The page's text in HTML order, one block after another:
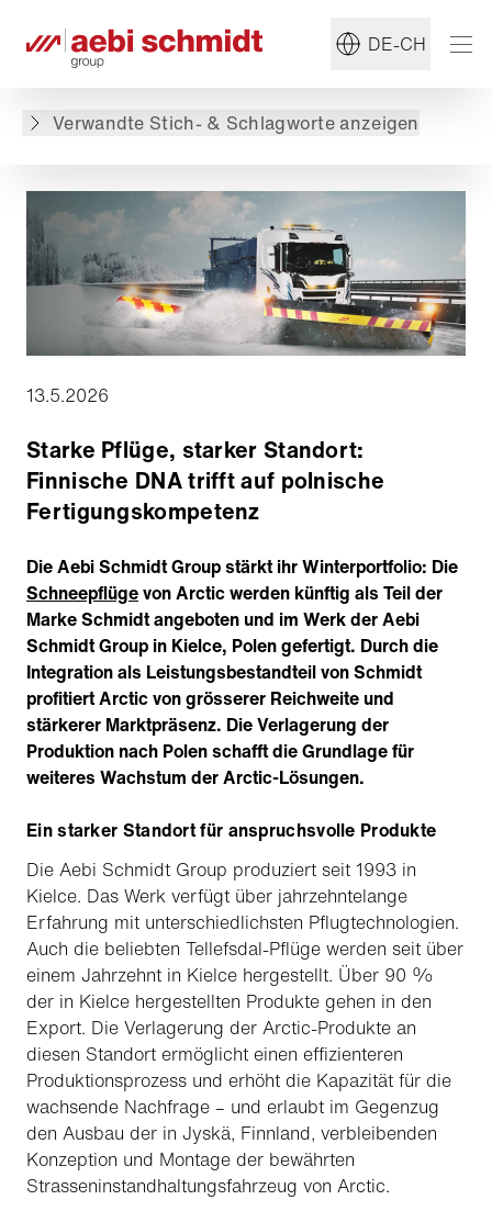
DE-CH
Verwandte Stich- & Schlagworte anzeigen
#Gruppe
13.5.2026
Starke Pflüge, starker Standort:
Finnische DNA trifft auf polnische
Fertigungskompetenz
Die Aebi Schmidt Group stärkt ihr Winterportfolio: Die
Schneepflügevon Arctic werden künftig als Teil der
Marke Schmidt angeboten und im Werk der Aebi
Schmidt Group in Kielce, Polen gefertigt. Durch die
Integration als Leistungsbestandteil von Schmidt
profitiert Arctic von grösserer Reichweite und
stärkerer Marktpräsenz. Die Verlagerung der
Produktion nach Polen schafft die Grundlage für
weiteres Wachstum der Arctic-Lösungen.
Ein starker Standort für anspruchsvolle Produkte
Die Aebi Schmidt Group produziert seit 1993 in
Kielce. Das Werk verfügt über jahrzehntelange
Erfahrung mit unterschiedlichsten Pflugtechnologien.
Auch die beliebten Tellefsdal-Pflüge werden seit über
einem Jahrzehnt in Kielce hergestellt. Über 90 %
der in Kielce hergestellten Produkte gehen in den
Export. Die Verlagerung der Arctic-Produkte an
diesen Standort ermöglicht einen effizienteren
Produktionsprozess und erhöht die Kapazität für die
wachsende Nachfrage – und erlaubt im Gegenzug
den Ausbau der in Jyskä, Finnland, verbleibenden
Konzeption und Montage der bewährten
Strasseninstandhaltungsfahrzeug von Arctic.